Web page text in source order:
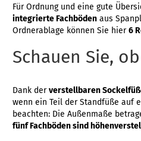
Für Ordnung und eine gute
integrierte Fachböden aus
Ordnerablage können Sie hier6
Schauen Sie,
Dank derverstellbaren
wenn ein Teil der Standfüße auf
beachten: Die Außenmaße
fünf Fachböden sind